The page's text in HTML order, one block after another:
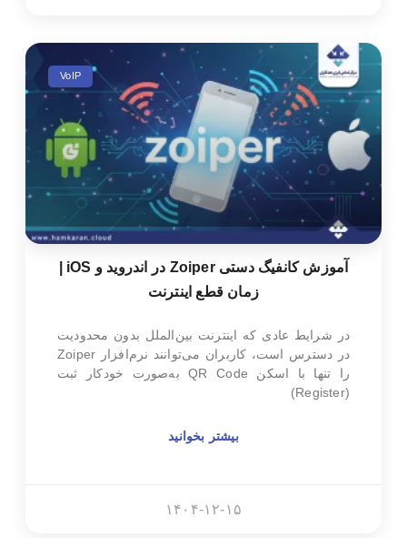
VoIP
زمان قطع اینترنت
در شرایط عادی که اینترنت بین‌الملل بدون محدودیت
در دسترس است، کاربران می‌توانند نرم‌افزار Zoiper
را تنها با اسکن QR Code به‌صورت خودکار ثبت
(Register)
بیشتر بخوانید
۱۴۰۴-۱۲-۱۵